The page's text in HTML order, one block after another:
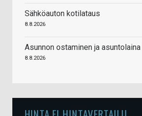
Sähköauton kotilataus
8.8.2026
Asunnon ostaminen ja asuntolaina
8.8.2026